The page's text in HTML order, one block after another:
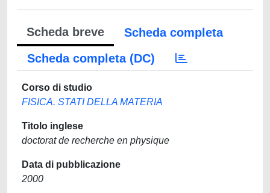
Scheda breve
Scheda completa
Scheda completa (DC)
Corso di studio
FISICA. STATI DELLA MATERIA
Titolo inglese
doctorat de recherche en physique
Data di pubblicazione
2000